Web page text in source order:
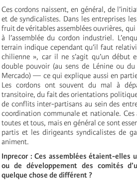
Ces cordons naissent, en général, de
et de syndicalistes. Dans les entreprises
fruit de véritables assemblées ouvrières,
à l’assemblée du cordon industriel.
terrain indique cependant qu’il faut
chilienne », car il ne s’agit qu’un début
double pouvoir (au sens de Lénine ou
Mercado) — ce qui explique aussi en
Les cordons ont souvent du mal à
transitoire, du fait des orientations
de conflits inter-partisans au sein des
coordination communale et nationale. Ces
toutes et tous, mais en général ce sont
partis et les dirigeants syndicalistes de
animent.
Inprecor : Ces assemblées étaient-elles
ou de développement des comités
quelque chose de différent ?